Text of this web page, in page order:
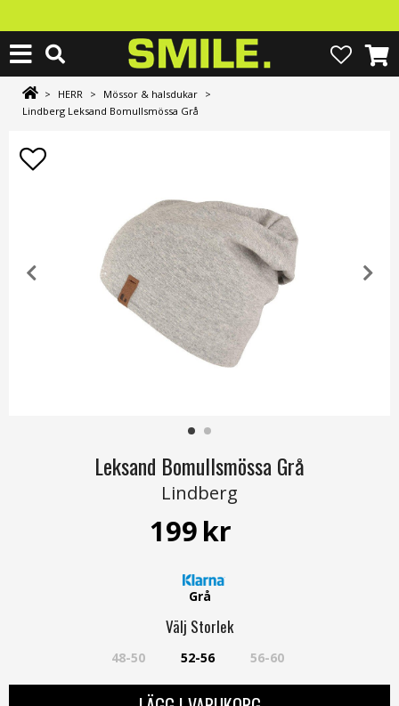
> HERR > Mössor & halsdukar >
Lindberg Leksand Bomullsmössa Grå
Leksand Bomullsmössa Grå
Lindberg
199kr
Grå
Välj Storlek
48-50 52-56 56-60